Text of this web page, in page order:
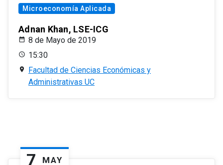
Microeconomía Aplicada
Adnan Khan, LSE-ICG
8 de Mayo de 2019
15:30
Facultad de Ciencias Económicas y
Administrativas UC
7 MAY